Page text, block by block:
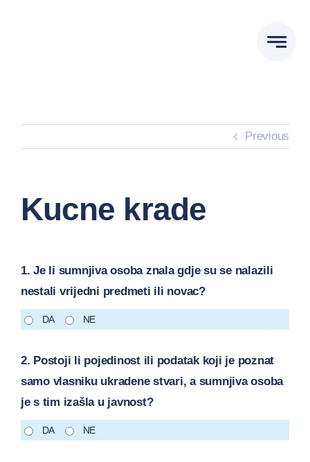
Previous
Kucne krade
1. Je li sumnjiva osoba znala gdje su se nalazili
nestali vrijedni predmeti ili novac?
DA NE
2. Postoji li pojedinost ili podatak koji je poznat
samo vlasniku ukradene stvari, a sumnjiva osoba
je s tim izašla u javnost?
DA NE